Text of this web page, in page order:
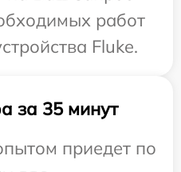
работ
Fluke.
за 35 минут
приедет по